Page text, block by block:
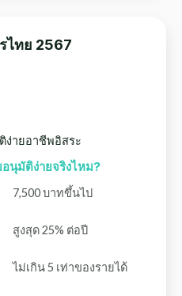
ไทย 2567
ง่ายอาชีพอิสระ
นุมัติง่ายจริงไหม?
7,500 บาทขึ้นไป
สูงสุด 25% ต่อปี
ไม่เกิน 5 เท่าของรายได้